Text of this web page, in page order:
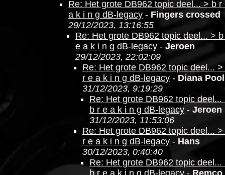
Re: Het grote DB962 topic deel... > b r
a k i n g dB-legacy - Fingers crossed
29/12/2023, 13:16:55
Re: Het grote DB962 topic deel... >
e a k i n g dB-legacy - Jeroen
29/12/2023, 22:02:09
Re: Het grote DB962 topic deel... >
r e a k i n g dB-legacy - Diana Pool
31/12/2023, 9:19:29
Re: Het grote DB962 topic deel...
b r e a k i n g dB-legacy - Jeroen
31/12/2023, 11:53:06
Re: Het grote DB962 topic deel... >
r e a k i n g dB-legacy - Hans
30/12/2023, 0:40:40
Re: Het grote DB962 topic deel...
b r e a k i n g dB-legacy - Remco